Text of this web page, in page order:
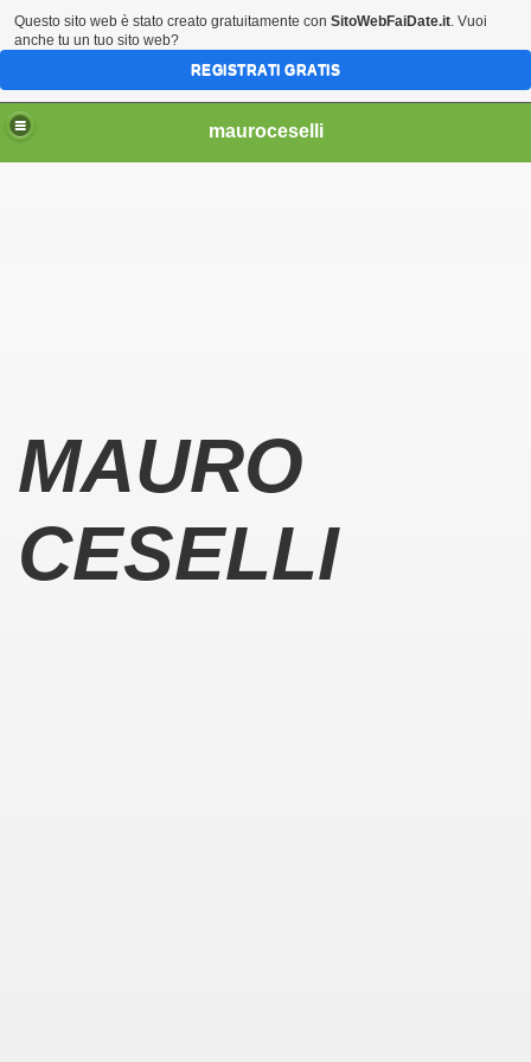
mauroceselli
MAURO
CESELLI
Questo sito web è stato creato gratuitamente con SitoWebFaiDate.it. Vuoi
anche tu un tuo sito web?
REGISTRATI GRATIS